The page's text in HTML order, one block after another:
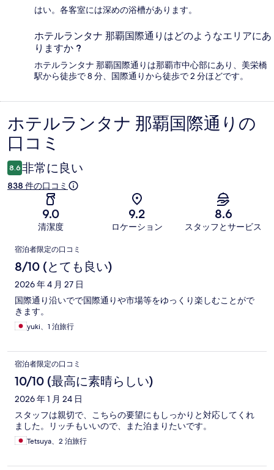
はい。各客室には深めの浴槽があります。
ホテルランタナ 那覇国際通りはどのようなエリアにあ
りますか ?
ホテルランタナ 那覇国際通りは那覇市中心部にあり、美栄橋
駅から徒歩で 8 分、国際通りから徒歩で 2 分ほどです。
口
コ
ミ
ホテルランタナ 那覇国際通りの
口コミ
8.6 非常に良い
838 件の口コミ
9.0
清潔度
9.2
ロケーション
8.6
スタッフとサービス
口
コ
ミ
宿泊者限定の口コミ
8/10 (とても良い)
2026 年 4 月 27 日
国際通り沿いでで国際通りや市場等をゆっくり楽しむことがで
きます。
yuki、1 泊旅行
宿泊者限定の口コミ
10/10 (最高に素晴らしい)
2026 年 1 月 24 日
スタッフは親切で、こちらの要望にもしっかりと対応してくれ
ました。リッチもいいので、また泊まりたいです。
Tetsuya、2 泊旅行